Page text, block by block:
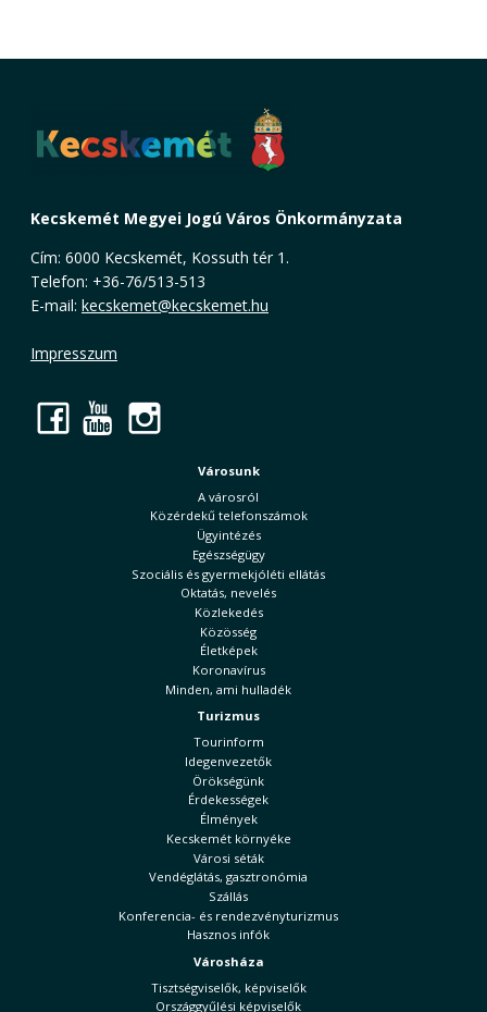
Kecskemét Megyei Jogú Város Önkormányzata
Cím: 6000 Kecskemét, Kossuth tér 1.
Telefon: +36-76/513-513
E-mail: kecskemet@kecskemet.hu
Impresszum
Facebook
YouTube
Városunk
A városról
Közérdekű telefonszámok
Ügyintézés
Egészségügy
Szociális és gyermekjóléti ellátás
Oktatás, nevelés
Közlekedés
Közösség
Életképek
Koronavírus
Minden, ami hulladék
Turizmus
Tourinform
Idegenvezetők
Örökségünk
Érdekességek
Élmények
Kecskemét környéke
Városi séták
Vendéglátás, gasztronómia
Szállás
Konferencia- és rendezvényturizmus
Hasznos infók
Városháza
Tisztségviselők, képviselők
Országgyűlési képviselők